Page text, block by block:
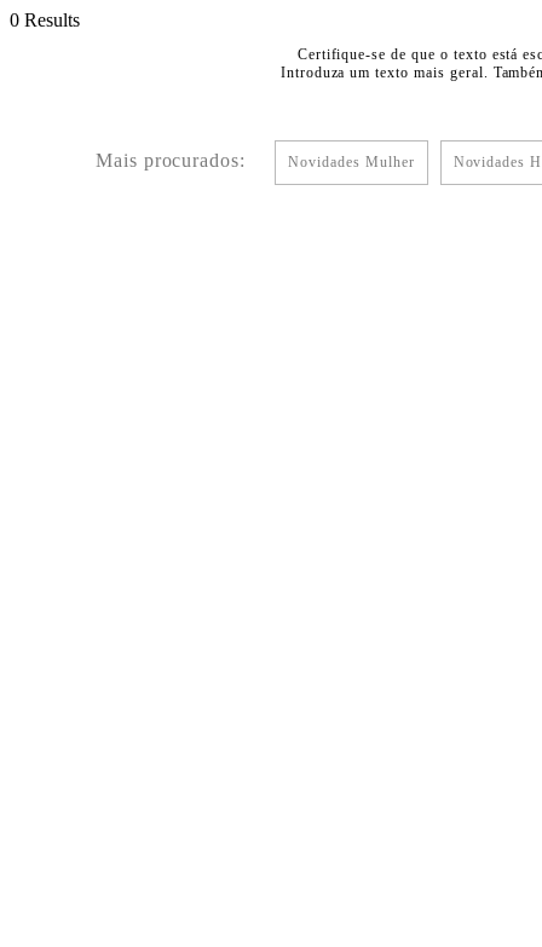
0 Results
Certifique-se de que o texto está
Introduza um texto mais geral.
Mais procurados: Novidades Mulher Novidades